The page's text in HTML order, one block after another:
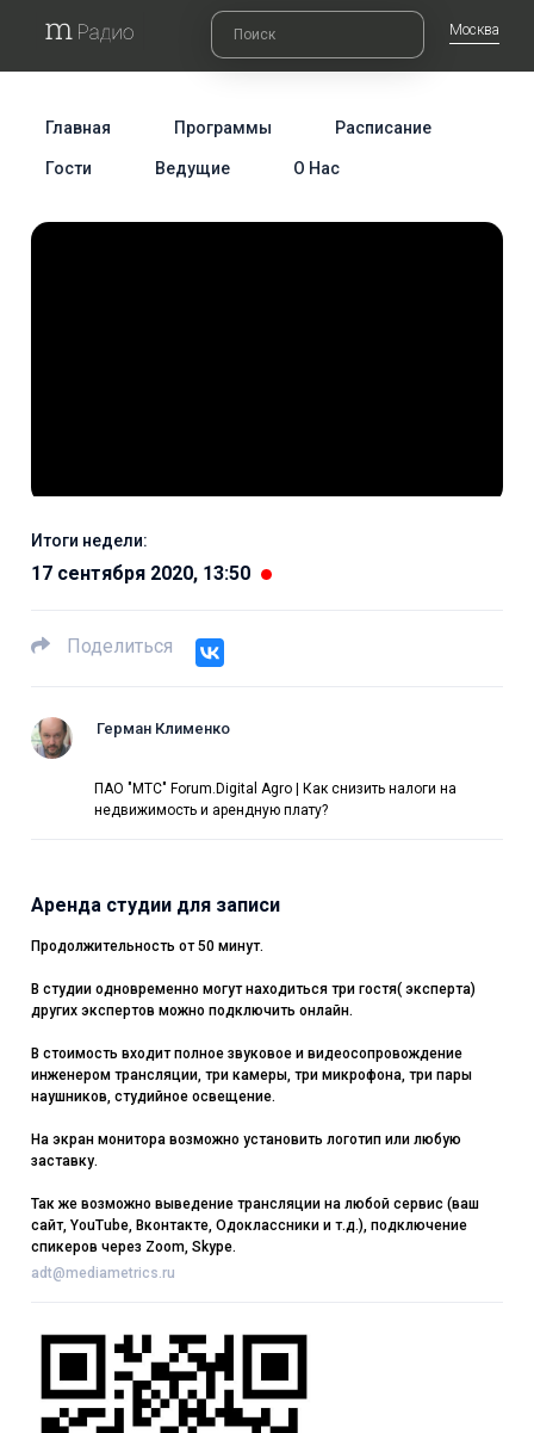
Москва
Главная Программы Расписание
Гости Ведущие О Нас
Итоги недели:
17 сентября 2020, 13:50
Поделиться
Герман Клименко
ПАО "МТС" Forum.Digital Agro | Как снизить налоги на
недвижимость и арендную плату?
Аренда студии для записи
Продолжительность от 50 минут.
В студии одновременно могут находиться три гостя( эксперта)
других экспертов можно подключить онлайн.
В стоимость входит полное звуковое и видеосопровождение
инженером трансляции, три камеры, три микрофона, три пары
наушников, студийное освещение.
На экран монитора возможно установить логотип или любую
заставку.
Так же возможно выведение трансляции на любой сервис (ваш
сайт, YouTube, Вконтакте, Одоклассники и т.д.), подключение
спикеров через Zoom, Skype.
adt@mediametrics.ru